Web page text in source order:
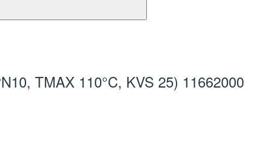
TMAX 110°C, KVS 25) 11662000